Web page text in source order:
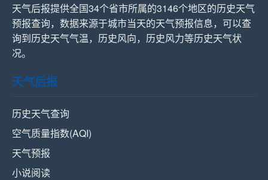
天气后报提供全国34个省市所属的3146个地区的历史天气
预报查询，数据来源于城市当天的天气预报信息，可以查
询到历史天气气温，历史风向，历史风力等历史天气状
况。
天气后报
历史天气查询
空气质量指数(AQI)
天气预报
小说阅读